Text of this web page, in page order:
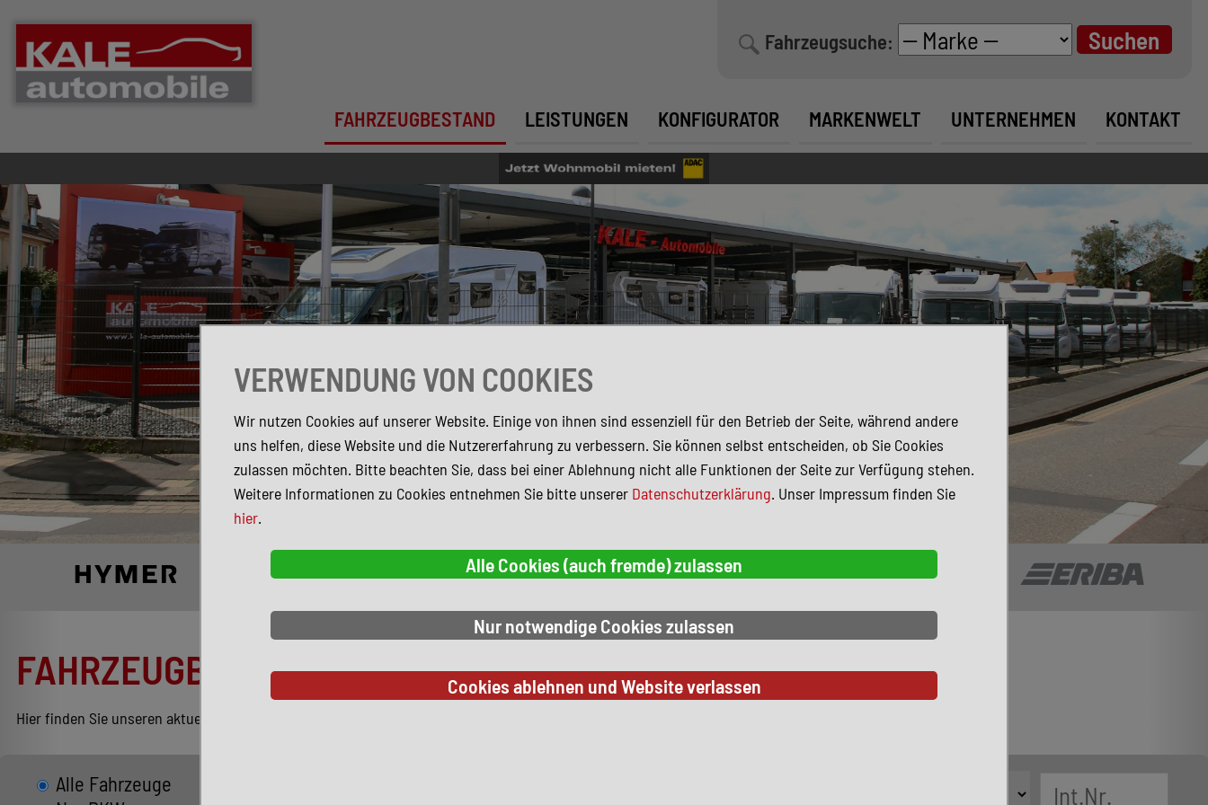
Fahrzeugsuche:
FAHRZEUGBESTAND LEISTUNGEN KONFIGURATOR MARKENWELT UNTERNEHMEN KONTAKT
FAHRZEUGBESTAND
Hier finden Sie unseren aktuellen Bestand entsprechend Ihren Suchkriterien.
Alle Fahrzeuge
VERWENDUNG VON COOKIES
Wir nutzen Cookies auf unserer Website. Einige von ihnen sind essenziell für den Betrieb der Seite, während andere
uns helfen, diese Website und die Nutzererfahrung zu verbessern. Sie können selbst entscheiden, ob Sie Cookies
zulassen möchten. Bitte beachten Sie, dass bei einer Ablehnung nicht alle Funktionen der Seite zur Verfügung stehen.
Weitere Informationen zu Cookies entnehmen Sie bitte unserer Datenschutzerklärung. Unser Impressum finden Sie
hier.